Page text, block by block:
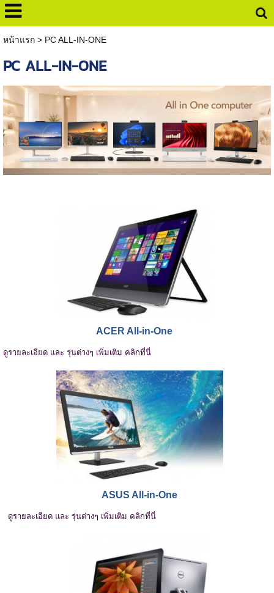
หน้าแรก > PC ALL-IN-ONE
PC ALL-IN-ONE
ACER All-in-One
ดูรายละเอียด และ รุ่นต่างๆ เพิ่มเติม คลิกที่นี่
ASUS All-in-One
ดูรายละเอียด และ รุ่นต่างๆ เพิ่มเติม คลิกที่นี่